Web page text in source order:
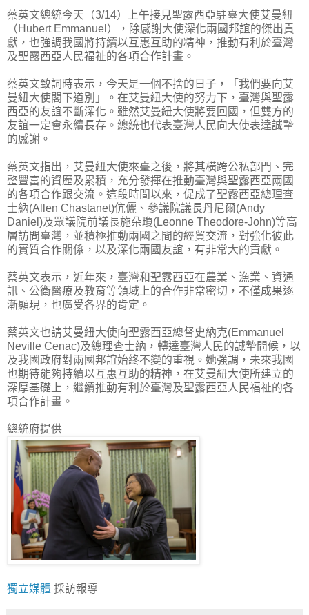
蔡英文總統今天（3/14）上午接見聖露西亞駐臺大使艾曼紐
（Hubert Emmanuel），除感謝大使深化兩國邦誼的傑出貢
獻，也強調我國將持續以互惠互助的精神，推動有利於臺灣
及聖露西亞人民福祉的各項合作計畫。
蔡英文致詞時表示，今天是一個不捨的日子，「我們要向艾
曼紐大使閣下道別」。在艾曼紐大使的努力下，臺灣與聖露
西亞的友誼不斷深化。雖然艾曼紐大使將要回國，但雙方的
友誼一定會永續長存。總統也代表臺灣人民向大使表達誠摯
的感謝。
蔡英文指出，艾曼紐大使來臺之後，將其橫跨公私部門、完
整豐富的資歷及累積，充分發揮在推動臺灣與聖露西亞兩國
的各項合作跟交流。這段時間以來，促成了聖露西亞總理查
士納(Allen Chastanet)伉儷、參議院議長丹尼爾(Andy
Daniel)及眾議院前議長施朵瓊(Leonne Theodore-John)等高
層訪問臺灣，並積極推動兩國之間的經貿交流，對強化彼此
的實質合作關係，以及深化兩國友誼，有非常大的貢獻。
蔡英文表示，近年來，臺灣和聖露西亞在農業、漁業、資通
訊、公衛醫療及教育等領域上的合作非常密切，不僅成果逐
漸顯現，也廣受各界的肯定。
蔡英文也請艾曼紐大使向聖露西亞總督史納克(Emmanuel
Neville Cenac)及總理查士納，轉達臺灣人民的誠摯問候，以
及我國政府對兩國邦誼始終不變的重視。她強調，未來我國
也期待能夠持續以互惠互助的精神，在艾曼紐大使所建立的
深厚基礎上，繼續推動有利於臺灣及聖露西亞人民福祉的各
項合作計畫。
總統府提供
獨立媒體 採訪報導